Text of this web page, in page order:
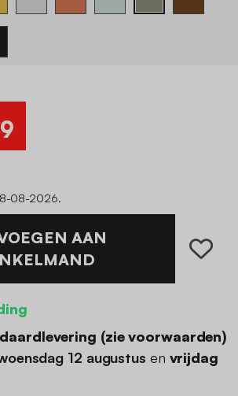
08-2026.
AAN
(zie voorwaarden)
12 augustus en vrijdag